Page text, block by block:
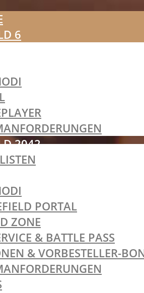
6
2042
PORTAL
ZONE
& BATTLE PASS
& VORBESTELLER-